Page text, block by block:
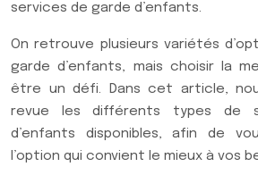
services de garde d’enfants.
On retrouve plusieurs variétés
garde d’enfants, mais choisir la
être un défi. Dans cet article,
revue les différents types de
d’enfants disponibles, afin de
l’option qui convient le mieux à vos